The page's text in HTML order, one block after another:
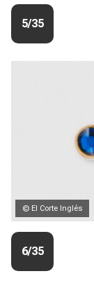
5/35
© El Corte Inglés
6/35